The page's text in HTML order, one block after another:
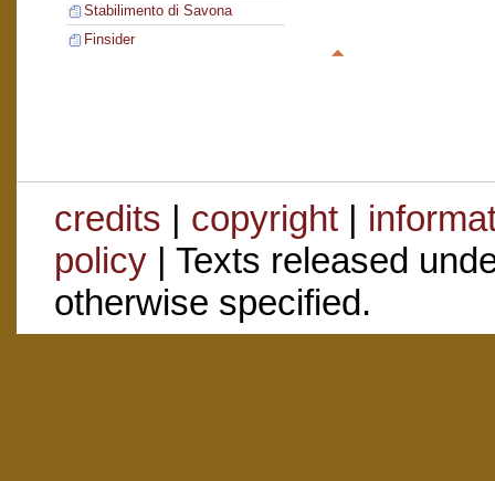
Stabilimento di Savona
Finsider
credits | copyright|
policy| Texts released
otherwise specified.